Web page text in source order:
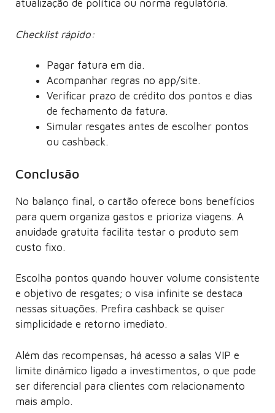
atualização de política ou norma regulatória.
Checklist rápido:
Pagar fatura em dia.
Acompanhar regras no app/site.
Verificar prazo de crédito dos pontos e dias
de fechamento da fatura.
Simular resgates antes de escolher pontos
ou cashback.
Conclusão
No balanço final, o cartão oferece bons benefícios
para quem organiza gastos e prioriza viagens. A
anuidade gratuita facilita testar o produto sem
custo fixo.
Escolha pontos quando houver volume consistente
e objetivo de resgates; o visa infinite se destaca
nessas situações. Prefira cashback se quiser
simplicidade e retorno imediato.
Além das recompensas, há acesso a salas VIP e
limite dinâmico ligado a investimentos, o que pode
ser diferencial para clientes com relacionamento
mais amplo.